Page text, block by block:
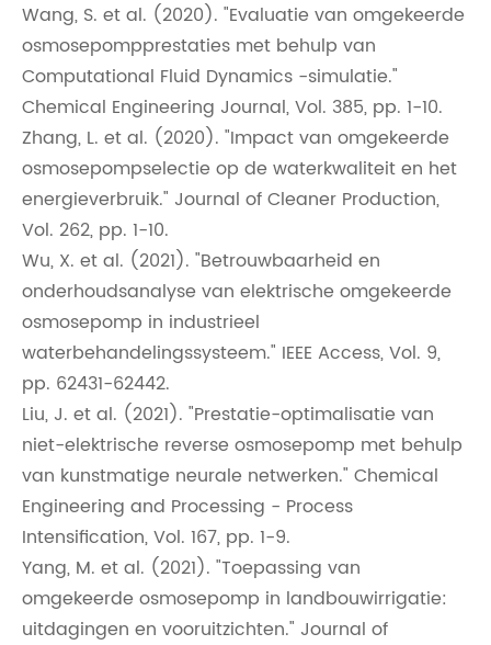
Wang, S. et al. (2020). "Evaluatie van omgekeerde
osmosepompprestaties met behulp van
Computational Fluid Dynamics -simulatie."
Chemical Engineering Journal, Vol. 385, pp. 1-10.
Zhang, L. et al. (2020). "Impact van omgekeerde
osmosepompselectie op de waterkwaliteit en het
energieverbruik." Journal of Cleaner Production,
Vol. 262, pp. 1-10.
Wu, X. et al. (2021). "Betrouwbaarheid en
onderhoudsanalyse van elektrische omgekeerde
osmosepomp in industrieel
waterbehandelingssysteem." IEEE Access, Vol. 9,
pp. 62431-62442.
Liu, J. et al. (2021). "Prestatie-optimalisatie van
niet-elektrische reverse osmosepomp met behulp
van kunstmatige neurale netwerken." Chemical
Engineering and Processing - Process
Intensification, Vol. 167, pp. 1-9.
Yang, M. et al. (2021). "Toepassing van
omgekeerde osmosepomp in landbouwirrigatie:
uitdagingen en vooruitzichten." Journal of